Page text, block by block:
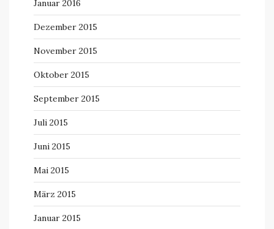
Januar 2016
Dezember 2015
November 2015
Oktober 2015
September 2015
Juli 2015
Juni 2015
Mai 2015
März 2015
Januar 2015